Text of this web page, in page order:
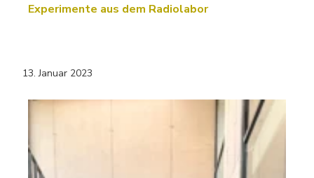
Experimente aus dem Radiolabor
13. Januar 2023